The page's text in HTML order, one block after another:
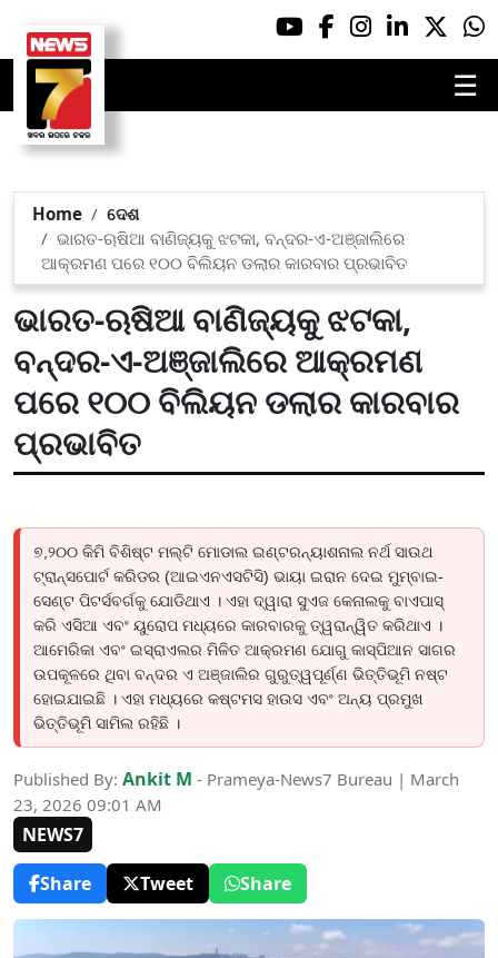
☰
Home
ଦେଶ
ଭାରତ-ଋଷିଆ ବାଣିଜ୍ୟକୁ ଝଟକା, ବନ୍ଦର-ଏ-ଅଞ୍ଜାଲିରେ
ଆକ୍ରମଣ ପରେ ୧୦୦ ବିଲିୟନ ଡଲାର କାରବାର ପ୍ରଭାବିତ
ଭାରତ-ଋଷିଆ ବାଣିଜ୍ୟକୁ ଝଟକା,
ବନ୍ଦର-ଏ-ଅଞ୍ଜାଲିରେ ଆକ୍ରମଣ
ପରେ ୧୦୦ ବିଲିୟନ ଡଲାର କାରବାର
ପ୍ରଭାବିତ
୭,୨୦୦ କିମି ବିଶିଷ୍ଟ ମଲ୍ଟି ମୋଡାଲ ଇଣ୍ଟରନ୍ୟାଶନାଲ ନର୍ଥ ସାଉଥ
ଟ୍ରାନ୍ସପୋର୍ଟ କରିଡର (ଆଇଏନଏସଟିସି) ଭାୟା ଇରାନ ଦେଇ ମୁମ୍ବାଇ-
ସେଣ୍ଟ ପିଟର୍ସବର୍ଗକୁ ଯୋଡିଥାଏ । ଏହା ଦ୍ୱାରା ସୁଏଜ କେନାଲକୁ ବାଏପାସ୍
କରି ଏସିଆ ଏବଂ ୟୁରୋପ ମଧ୍ୟରେ କାରବାରକୁ ତ୍ୱରାନ୍ୱିତ କରିଥାଏ ।
ଆମେରିକା ଏବଂ ଇସ୍ରାଏଲର ମିଳିତ ଆକ୍ରମଣ ଯୋଗୁ କାସ୍ପିଆନ ସାଗର
ଉପକୂଳରେ ଥିବା ବନ୍ଦର ଏ ଅଞ୍ଜାଲିର ଗୁରୁତ୍ୱପୂର୍ଣ୍ଣ ଭିତ୍ତିଭୂମି ନଷ୍ଟ
ହୋଇଯାଇଛି । ଏହା ମଧ୍ୟରେ କଷ୍ଟମସ ହାଉସ ଏବଂ ଅନ୍ୟ ପ୍ରମୁଖ
ଭିତ୍ତିଭୂମି ସାମିଲ ରହିଛି ।
Published By: Ankit M - Prameya-News7 Bureau | March
23, 2026 09:01 AM
NEWS7
Share
Tweet Share